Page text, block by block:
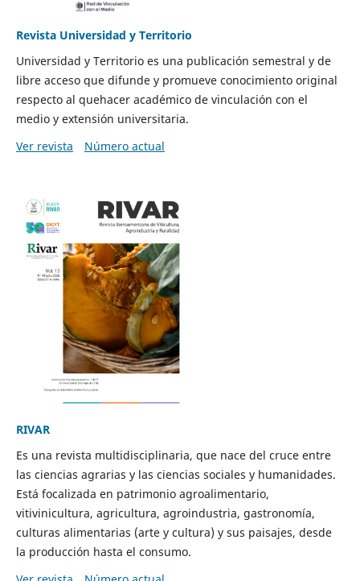
Revista Universidad y Territorio
Universidad y Territorio es una publicación semestral y de
libre acceso que difunde y promueve conocimiento original
respecto al quehacer académico de vinculación con el
medio y extensión universitaria.
Ver revista
Número actual
RIVAR
Es una revista multidisciplinaria, que nace del cruce entre
las ciencias agrarias y las ciencias sociales y humanidades.
Está focalizada en patrimonio agroalimentario,
vitivinicultura, agricultura, agroindustria, gastronomía,
culturas alimentarias (arte y cultura) y sus paisajes, desde
la producción hasta el consumo.